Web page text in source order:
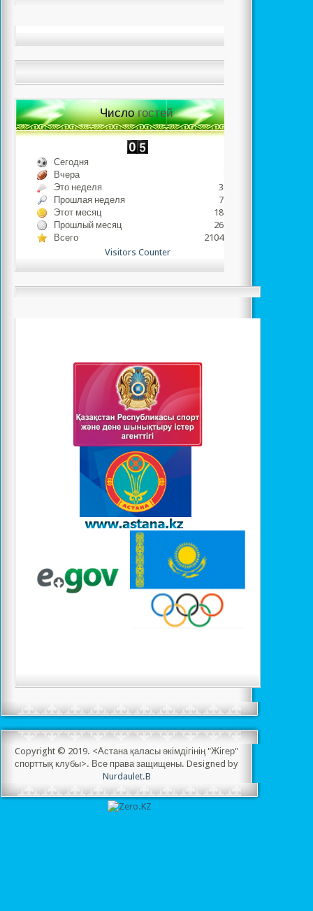
Числогостей
Сегодня
Вчера
812
Это неделя
3097
Прошлая неделя
7519
Этот месяц
18686
Прошлый месяц
26403
Всего
2104654
Visitors Counter
Copyright © 2019. <Астана қаласы әкімдігінің "Жігер"
спорттық клубы>. Все права защищены. Designed by
Nurdaulet.B